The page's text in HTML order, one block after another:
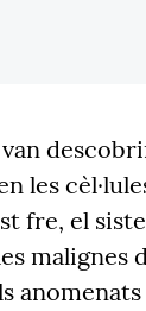
les
fre, el
malignes